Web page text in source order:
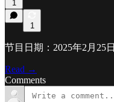
1
1
节目日期：2025年2月25日
Read →
Comments